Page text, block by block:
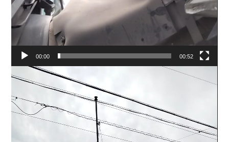
00:00 00:52
画
レ
ー